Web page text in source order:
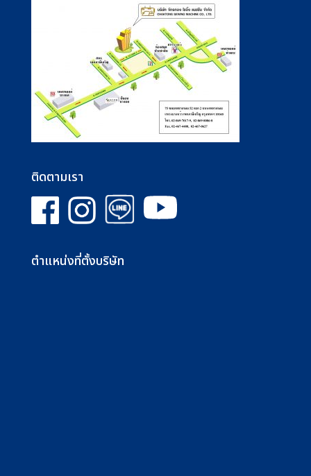
ติดตามเรา
ตำแหน่งที่ตั้งบริษัท